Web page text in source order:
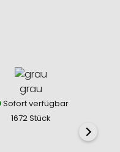
grau
Sofort verfügbar
1672 Stück